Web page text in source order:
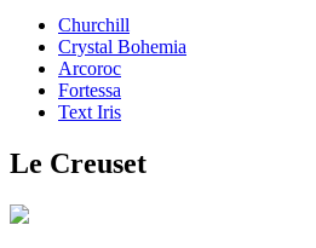
Churchill
Crystal Bohemia
Arcoroc
Fortessa
Text Iris
Le Creuset